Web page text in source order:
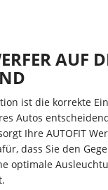
AUF
ist die korrekte
Autos
Ihre AUTOFIT
dass Sie den
optimale